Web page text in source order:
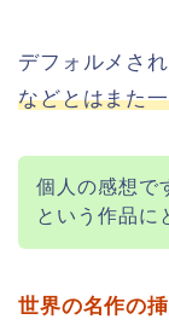
デフォルメさ
などとはまた
個人の感想で
という作品に
世界の名作の